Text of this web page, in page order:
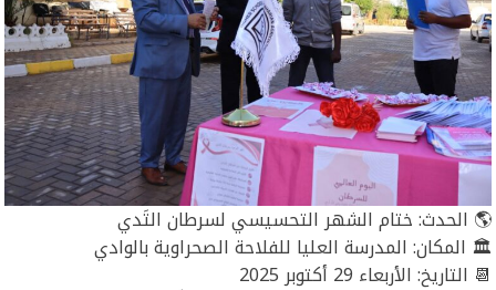
🌎 الحدث: ختام الشهر التحسيسي لسرطان التَدي
🏛️ المكان: المدرسة العليا للفلاحة الصحراوية بالوادي
📆 التاريخ: الأربعاء 29 أكتوبر 2025